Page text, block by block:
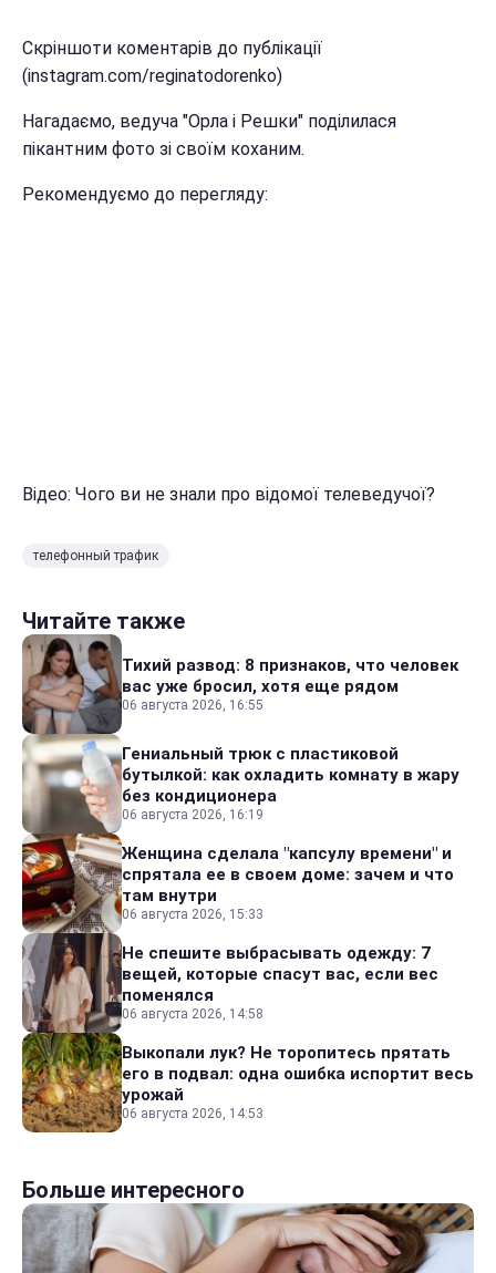
Скріншоти коментарів до публікації
(instagram.com/reginatodorenko)
Нагадаємо, ведуча "Орла і Решки" поділилася
пікантним фото зі своїм коханим.
Рекомендуємо до перегляду:
Відео: Чого ви не знали про відомої телеведучої?
телефонный трафик
Читайте также
Тихий развод: 8 признаков, что человек
вас уже бросил, хотя еще рядом
06 августа 2026, 16:55
Гениальный трюк с пластиковой
бутылкой: как охладить комнату в жару
без кондиционера
06 августа 2026, 16:19
Женщина сделала "капсулу времени" и
спрятала ее в своем доме: зачем и что
там внутри
06 августа 2026, 15:33
Не спешите выбрасывать одежду: 7
вещей, которые спасут вас, если вес
поменялся
06 августа 2026, 14:58
Выкопали лук? Не торопитесь прятать
его в подвал: одна ошибка испортит весь
урожай
06 августа 2026, 14:53
Больше интересного